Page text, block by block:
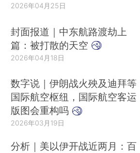
2026年04月25日
封面报道｜中东航路渡劫上
篇：被打散的天空
2026年04月18日
数字说｜伊朗战火殃及迪拜等
国际航空枢纽，国际航空客运
版图会重构吗
2026年03月19日
分析｜美以伊开战近两月：百